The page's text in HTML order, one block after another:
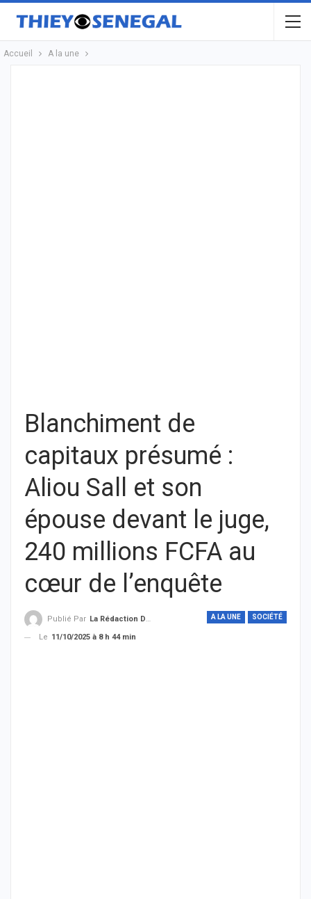
Accueil A la une
Blanchiment de
capitaux présumé :
Aliou Sall et son
épouse devant le juge,
240 millions FCFA au
cœur de l’enquête
A LA UNE SOCIÉTÉ
Publié Par La Rédaction De THIEYSENEGAL.com
Le 11/10/2025 à 8 h 44 min